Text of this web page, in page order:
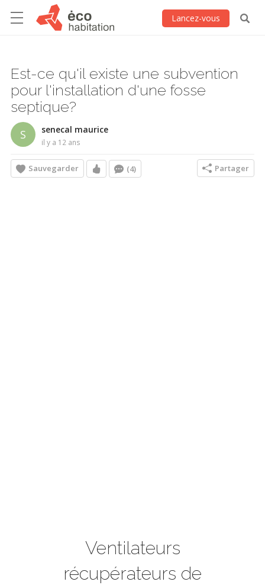
Lancez-vous
Est-ce qu'il existe une subvention
pour l'installation d'une fosse
septique?
S senecal maurice
il y a 12 ans
Sauvegarder (4) Partager
Ventilateurs
récupérateurs de